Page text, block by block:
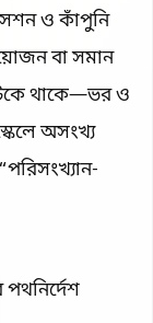
ও কাঁপুনি
বা সমান
থাকে—ভর ও
অসংখ্য